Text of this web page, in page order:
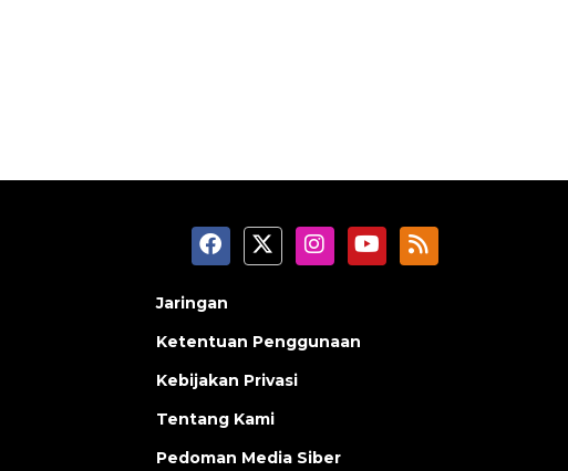
Jaringan
Ketentuan Penggunaan
Kebijakan Privasi
Tentang Kami
Pedoman Media Siber